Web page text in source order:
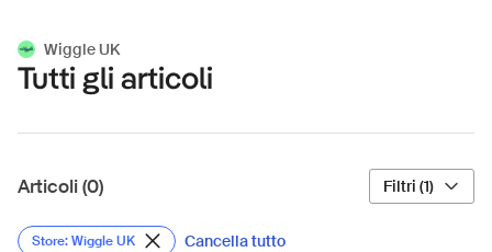
Wiggle UK
Tutti gli articoli
Articoli (0) Filtri (1)
Store: Wiggle UK Cancella tutto